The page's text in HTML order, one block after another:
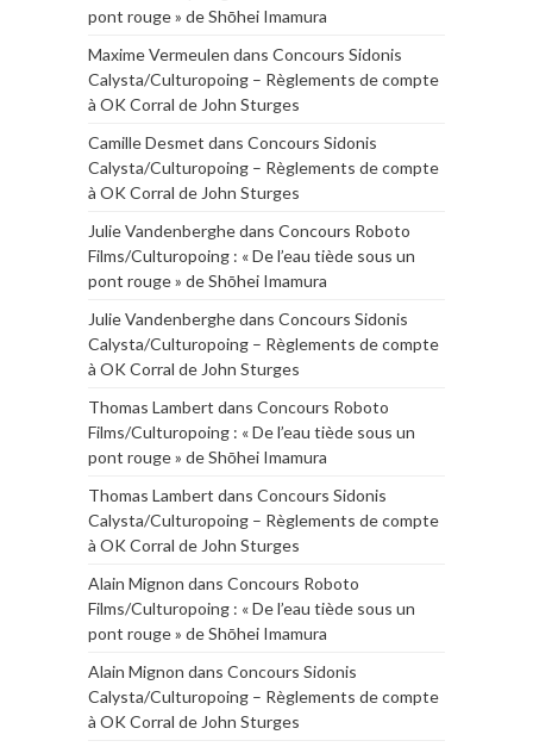
pont rouge » de Shōhei Imamura
Maxime Vermeulen dans Concours Sidonis
Calysta/Culturopoing – Règlements de compte
à OK Corral de John Sturges
Camille Desmet dans Concours Sidonis
Calysta/Culturopoing – Règlements de compte
à OK Corral de John Sturges
Julie Vandenberghedans Concours Roboto
Films/Culturopoing : « De l’eau tiède sous un
pont rouge » de Shōhei Imamura
Julie Vandenberghedans Concours Sidonis
Calysta/Culturopoing – Règlements de compte
à OK Corral de John Sturges
Thomas Lambert dans Concours Roboto
Films/Culturopoing : « De l’eau tiède sous un
pont rouge » de Shōhei Imamura
Thomas Lambert dans Concours Sidonis
Calysta/Culturopoing – Règlements de compte
à OK Corral de John Sturges
Alain Mignon dans Concours Roboto
Films/Culturopoing : « De l’eau tiède sous un
pont rouge » de Shōhei Imamura
Alain Mignon dans Concours Sidonis
Calysta/Culturopoing – Règlements de compte
à OK Corral de John Sturges